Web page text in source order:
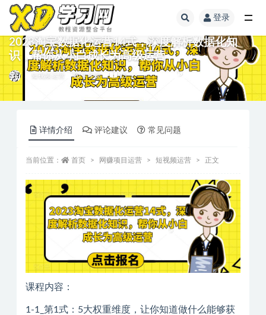
登录
2023淘宝数据化运营14式，深度解析数据化知
识，帮你从小白成长为高级运营
短视频运营 3 年前 15
详情介绍 评论建议 常见问题
当前位置： 首页 网赚项目运营 短视频运营 正文
课程内容：
1-1_第1式：5大权重维度，让你知道做什么能够获